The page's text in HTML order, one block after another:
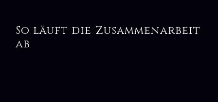
So läuft die Zusammenarbeit
ab